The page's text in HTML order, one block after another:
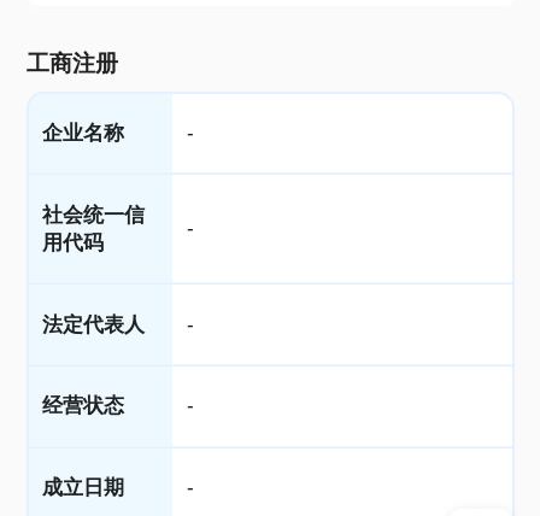
工商注册
企业名称 -
社会统一信
用代码
-
法定代表人 -
经营状态 -
成立日期 -